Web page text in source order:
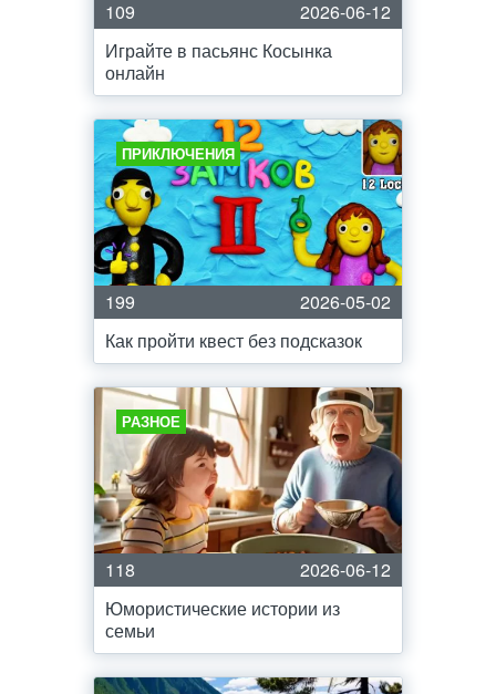
109
2026-06-12
Играйте в пасьянс Косынка
онлайн
ПРИКЛЮЧЕНИЯ
199
2026-05-02
Как пройти квест без подсказок
РАЗНОЕ
118
2026-06-12
Юмористические истории из
семьи